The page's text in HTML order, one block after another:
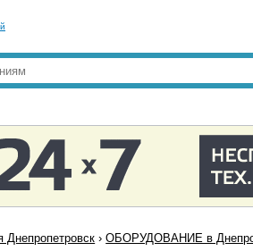
Днепропетровск ›ОБОРУДОВАНИЕ в